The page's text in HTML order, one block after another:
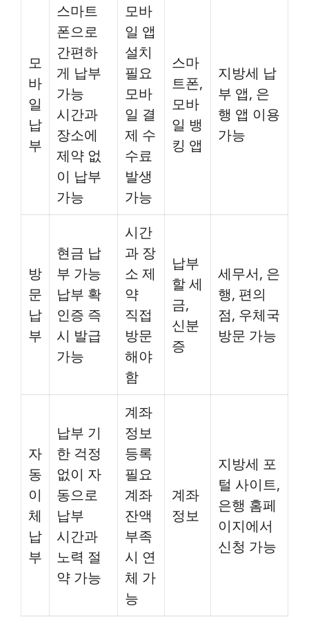
모
바
일
납
부
스마트
폰으로
간편하
게 납부
가능
시간과
장소에
제약 없
이 납부
가능
모바
일 앱
설치
필요
모바
일 결
제 수
수료
발생
가능
스마
트폰,
모바
일 뱅
킹 앱
지방세 납
부 앱, 은
행 앱 이용
가능
방
문
납
부
현금 납
부 가능
납부 확
인증 즉
시 발급
가능
시간
과 장
소 제
약
직접
방문
해야
함
납부
할 세
금,
신분
증
세무서, 은
행, 편의
점, 우체국
방문 가능
자
동
이
체
납
부
납부 기
한 걱정
없이 자
동으로
납부
시간과
노력 절
약 가능
계좌
정보
등록
필요
계좌
잔액
부족
시 연
체 가
능
계좌
정보
지방세 포
털 사이트,
은행 홈페
이지에서
신청 가능